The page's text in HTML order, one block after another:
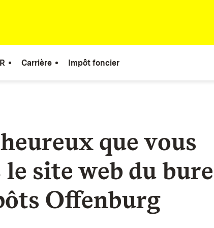
Carrière Impôt foncier
que vous
site web du
Offenburg